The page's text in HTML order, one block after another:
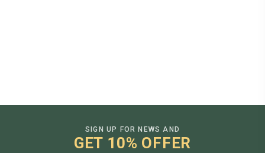
SIGN UP FOR NEWS AND
GET 10% OFFER